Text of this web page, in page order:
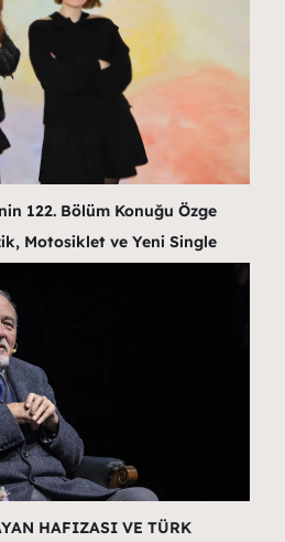
122. Bölüm Konuğu Özge
Motosiklet ve Yeni Single
HAFIZASI VE TÜRK